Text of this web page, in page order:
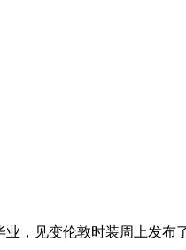
见变伦敦时装周上发布